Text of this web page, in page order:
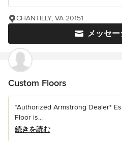
メッセ
CHANTILLY, VA 20151
Custom Floors
*Authorized Armstrong Dealer*
Floor is...
続きを読む